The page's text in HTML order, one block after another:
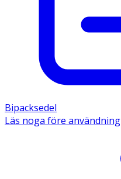
Bipacksedel
Läs noga före användning